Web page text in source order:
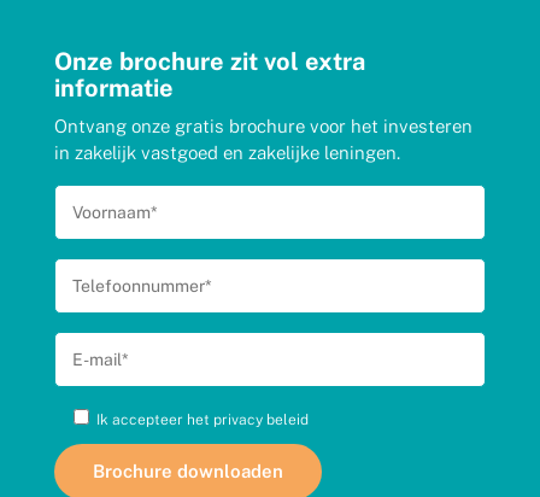
Onze brochure zit vol extra
informatie
Ontvang onze gratis brochure voor het investeren
in zakelijk vastgoed en zakelijke leningen.
Ik accepteer het privacy beleid